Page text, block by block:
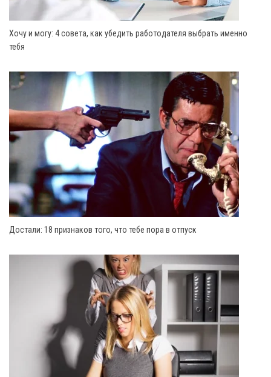
Хочу и могу: 4 совета, как убедить работодателя выбрать именно
тебя
Достали: 18 признаков того, что тебе пора в отпуск